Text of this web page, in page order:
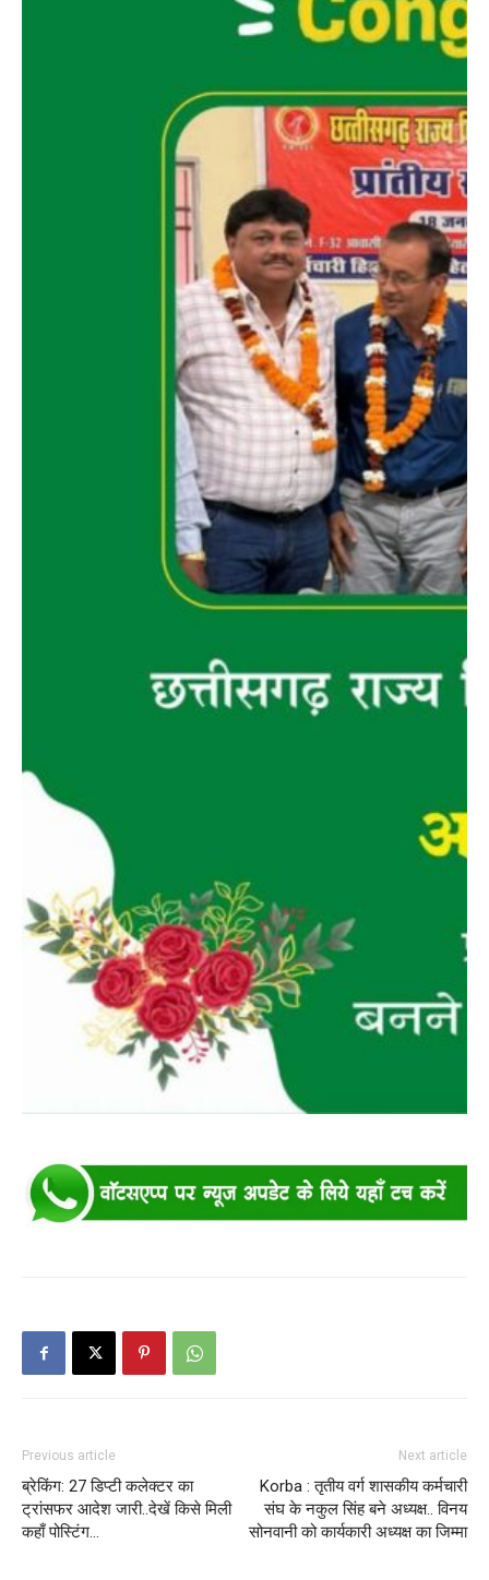
Previous article
ब्रेकिंग: 27 डिप्टी कलेक्टर का
ट्रांसफर आदेश जारी..देखें किसे मिली
कहाँ पोस्टिंग…
Next article
Korba : तृतीय वर्ग शासकीय कर्मचारी
संघ के नकुल सिंह बने अध्यक्ष.. विनय
सोनवानी को कार्यकारी अध्यक्ष का जिम्मा